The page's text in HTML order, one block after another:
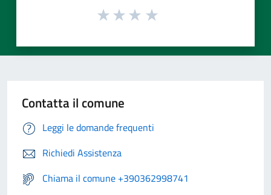
Contatta il comune
Leggi le domande frequenti
Richiedi Assistenza
Chiama il comune +390362998741